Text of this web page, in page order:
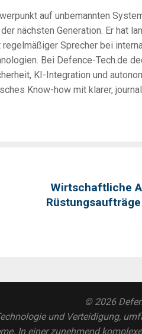
auf unbemannten
nächsten Generation. Er hat
Sprecher bei
Bei Defence-Tech.de
KI-Integration und
Know-how mit klarer,
Wirtschaftliche
© 2026
und Verteidigung,
In einer zunehmend